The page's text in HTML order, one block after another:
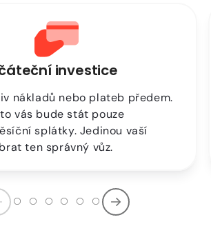
investice
nákladů nebo plateb předem.
vás bude stát pouze
splátky. Jedinou vaší
ten správný vůz.